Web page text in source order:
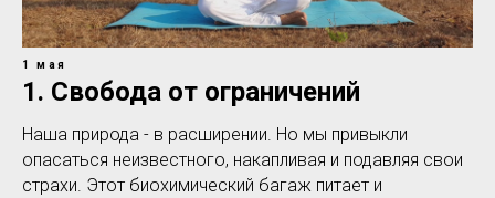
1 мая
1. Свобода от ограничений
Наша природа - в расширении. Но мы привыкли
опасаться неизвестного, накапливая и подавляя свои
страхи. Этот биохимический багаж питает и